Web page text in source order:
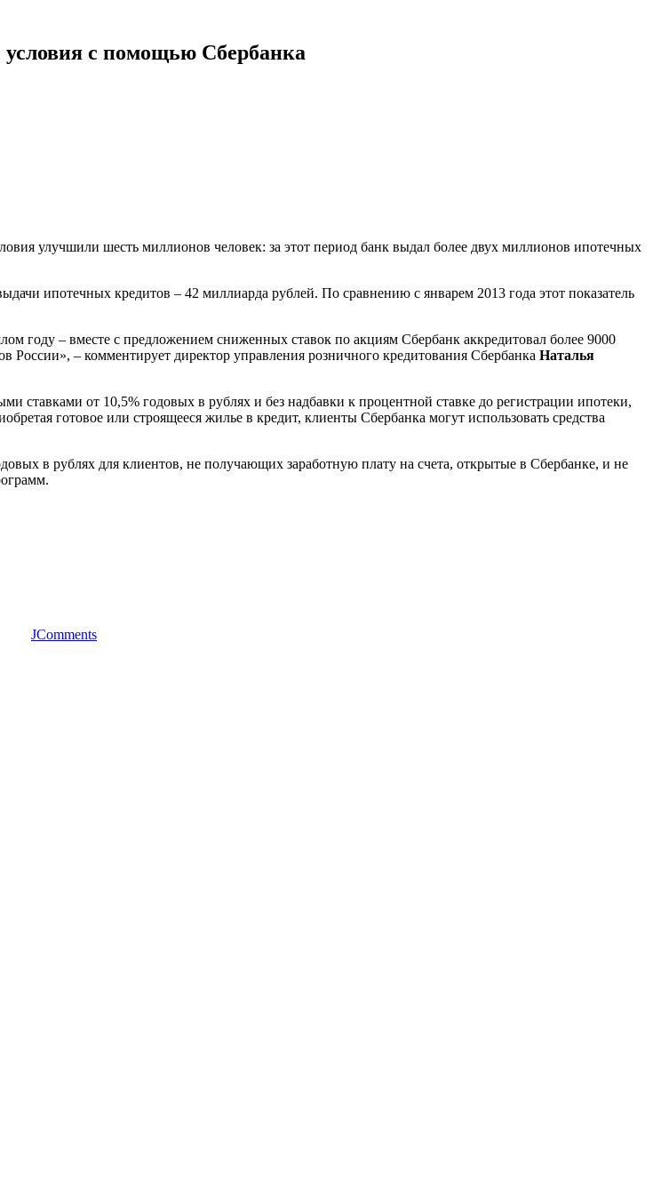
с помощью Сбербанка
улучшили шесть миллионов человек: за этот период банк выдал более двух миллионов ипотечных
ипотечных кредитов – 42 миллиарда рублей. По сравнению с январем 2013 года этот показатель
году – вместе с предложением сниженных ставок по акциям Сбербанк аккредитовал более 9000
– комментирует директор управления розничного кредитования Сбербанка Наталья
от 10,5% годовых в рублях и без надбавки к процентной ставке до регистрации ипотеки,
готовое или строящееся жилье в кредит, клиенты Сбербанка могут использовать средства
в рублях для клиентов, не получающих заработную плату на счета, открытые в Сбербанке, и не
JComments